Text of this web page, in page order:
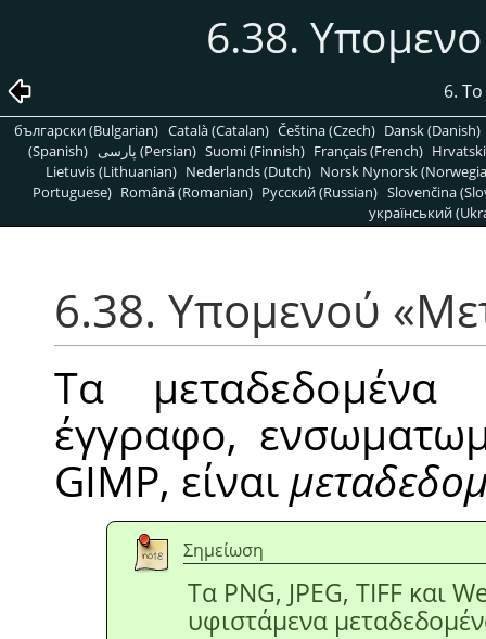
6.38.
6.
български (Bulgarian) Català (Catalan) Čeština (Czech) Dansk (Danish)
(Spanish)
پارسی (Persian) Suomi (Finnish) Français (French)
Lietuvis (Lithuanian) Nederlands (Dutch) Norsk Nynorsk
Portuguese) Română (Romanian) Pусский (Russian) Slovenčina
український
6.38. Υπομενού «
Τα μεταδεδομένα
έγγραφο,
GIMP, είναι
Σημείωση
Τα PNG, JPEG, TIFF και
υφιστάμενα